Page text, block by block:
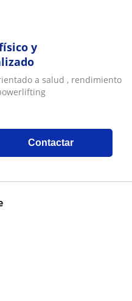
y
a salud , rendimiento
Contactar